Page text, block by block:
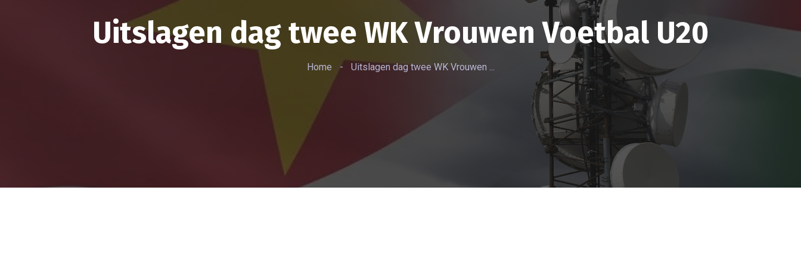
Uitslagen dag twee WK Vrouwen Voetbal U20
Home - Uitslagen dag twee WK Vrouwen ...